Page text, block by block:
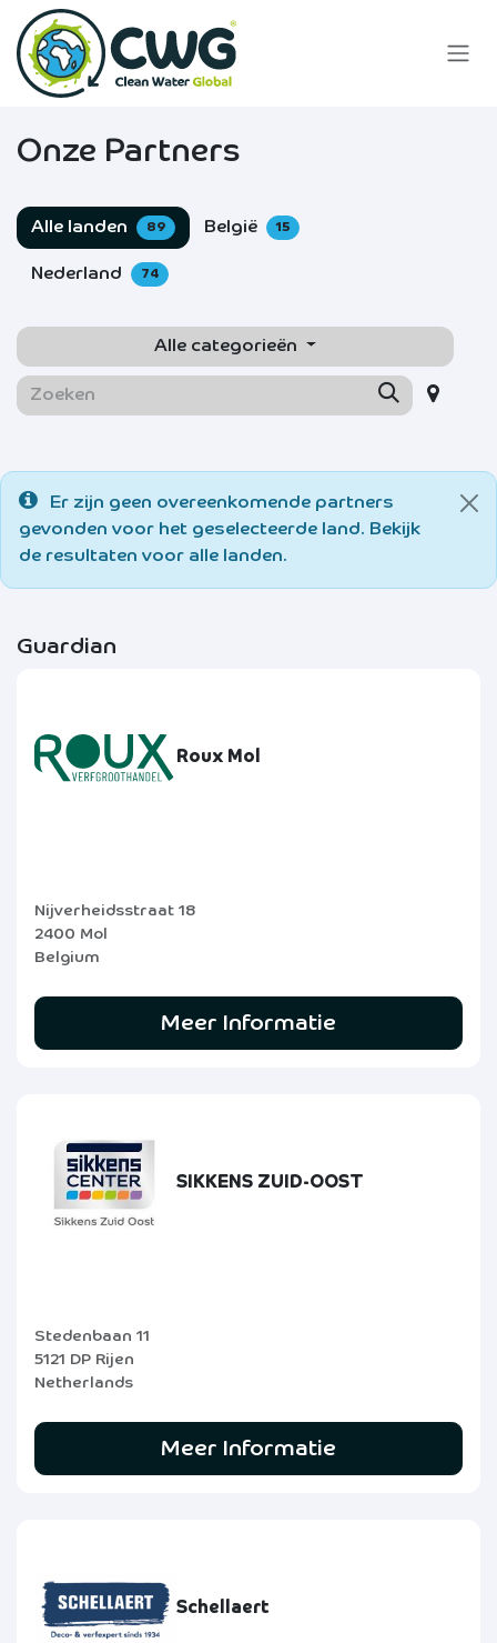
Overslaan naar inhoud
Onze Partners
Alle landen 89 België 15
Nederland 74
Alle categorieën
Er zijn geen overeenkomende partners
gevonden voor het geselecteerde land. Bekijk
de resultaten voor alle landen.
Guardian
Roux Mol
Nijverheidsstraat 18
2400 Mol
Belgium
Meer Informatie
SIKKENS ZUID-OOST
Stedenbaan 11
5121 DP Rijen
Netherlands
Meer Informatie
Schellaert